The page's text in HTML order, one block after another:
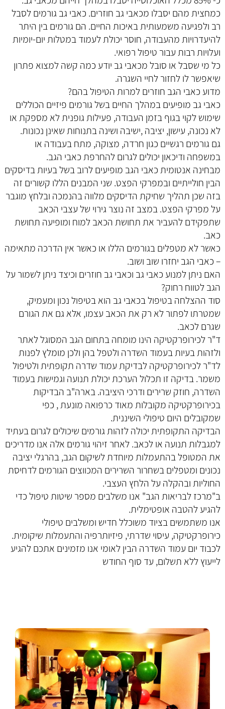
כמחצית מהם יסבלו מכאבי גב חוזרים. כאבי גב גורמים לסבל
רב ולפגיעה משמעותית באיכות החיים. הם גורמים בין היתר
להיעדרויות מהעבודה, חוסר יכולת לעמוד במטלות יום-יומיות
ועלויות רבות עבור טיפול רפואי.
כל מי שסבל או סובל מכאבי גב יודע כמה קשה למצוא פתרון
שיאפשר לו לחזור לחיי השגרה.
מדוע כאבי הגב חוזרים למרות הטיפול בהם?
כאבי גב מופיעים במהלך החיים בשל גורמים פיזיים הכוללים
שימוש לקוי בגוף בזמן העבודה, פעילות גופנית לא מספקת או
לא נכונה, עישון, יציבה ,ישיבה ושינה בתנוחות שאינן נכונות.
גם גורמים רגשיים כגון חרדה, מצוקה, מתח בעבודה או
במשפחה ודיכאון יכולים לגרום להחרפת כאבי הגב.
מבחינה אנטומית כאבי הגב מופיעים לרוב בשל בעיות בדיסקים
הבין חולייתיים ובמפרקי הפצט. שני המבנים הללו קשורים זה
בזה שכן תהליך שחיקת הדיסקים מלווה בהנמכה ובלחץ מוגבר
על מפרקי הפצט. במצב זה נוצר גירוי של עצבי הכאב
שתפקידם להעביר את תחושת הכאב למוח ומופיעה תחושת
כאב.
כאשר לא מטפלים בגורמים הללו או כאשר אין הדרכה מתאימה
– כאבי הגב יחזרו שוב ושוב.
האם ניתן למנוע כאבי גב וכאבי גב חוזרים וכיצד ניתן לשמור על
הגב לטווח רחוק?
סוד ההצלחה בטיפול בכאבי גב הוא בטיפול נכון ומעמיק,
שמטרתו לפתור לא רק את הכאב עצמו, אלא גם את הגורם
שגרם לכאב.
ד"ר לכירופרקטיקה הינו מומחה בתחום הגב המסוגל לאתר
ולזהות בעיות בעמוד השדרה ולטפל בהן ולכן מומלץ לפנות
לד"ר לכירופרקטיקה לבדיקת עמוד שדרה תקופתית ולטיפול
משמר. בדיקה זו תכלול הערכת יכולת תנועה וגמישות בעמוד
השדרה, חוזק שרירים ודרכי היציבה. בארה"ב הבדיקות
בכירופרקטיקה מקובלות מאוד כרפואה מונעת , כפי
שמקובלים היום טיפולי השיננית.
הבדיקה התקופתית יכולה לזהות גורמים שיכולים לגרום בעתיד
למגבלות תנועה או לכאב. לאחר זיהוי גורמים אלה אנו מדריכים
את המטופל בהתעמלות מיוחדת לשיקום הגב, בהרגלי יציבה
נכונים ומטפלים בשחרור השרירים המכווצים הגורמים לדחיסת
החוליות ובהקלה על הלחץ העצבי.
ב"מרכז לבריאות הגב" אנו משלבים מספר שיטות טיפול כדי
להגיע להטבה אופטימלית.
אנו משתמשים בציוד משוכלל חדיש ומשלבים טיפולי
כירופרקטיקה, עיסוי שדרתי, פיזיותרפיה והתעמלות שיקומית.
לכבוד יום עמוד השדרה הבין לאומי אנו מזמינים אתכם להגיע
לייעוץ ללא תשלום, עד סוף החודש